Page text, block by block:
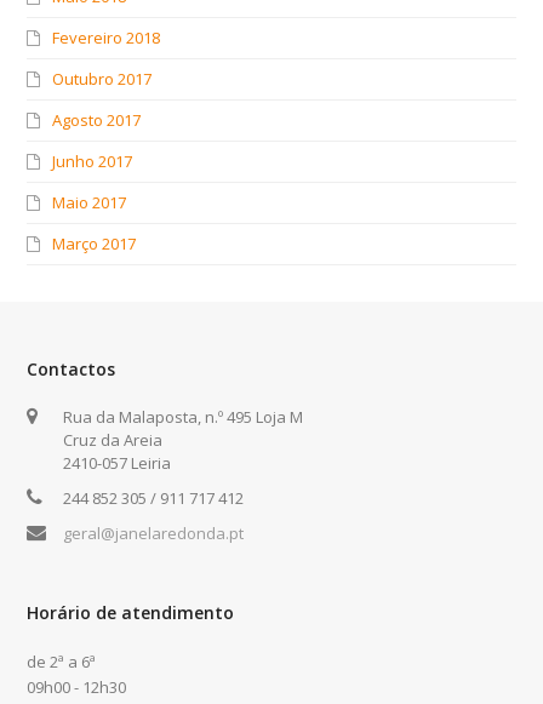
Fevereiro 2018
Outubro 2017
Agosto 2017
Junho 2017
Maio 2017
Março 2017
Contactos
Rua da Malaposta, n.º 495 Loja M
Cruz da Areia
2410-057 Leiria
244 852 305 / 911 717 412
geral@janelaredonda.pt
Horário de atendimento
de 2ª a 6ª
09h00 - 12h30